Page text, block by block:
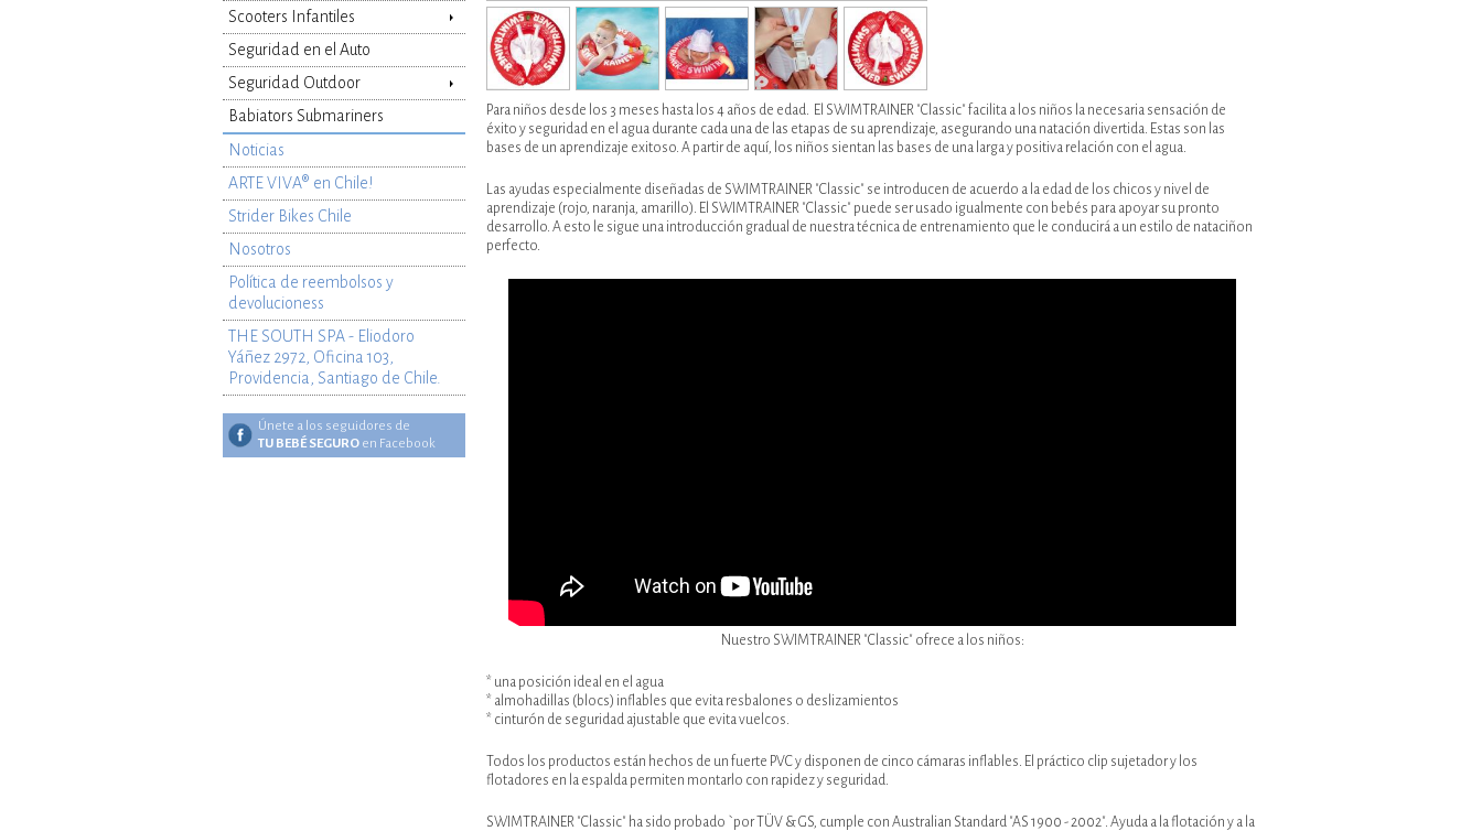
Para niños desde los 3 meses hasta los 4 años de edad. El SWIMTRAINER "Classic" facilita a los niños la necesaria sensación de
éxito y seguridad en el agua durante cada una de las etapas de su aprendizaje, asegurando una natación divertida. Estas son las
bases de un aprendizaje exitoso. A partir de aquí, los niños sientan las bases de una larga y positiva relación con el agua.
Las ayudas especialmente diseñadas de SWIMTRAINER "Classic" se introducen de acuerdo a la edad de los chicos y nivel de
aprendizaje (rojo, naranja, amarillo). El SWIMTRAINER "Classic" puede ser usado igualmente con bebés para apoyar su pronto
desarrollo. A esto le sigue una introducción gradual de nuestra técnica de entrenamiento que le conducirá a un estilo de nataciñon
perfecto.
Nuestro SWIMTRAINER "Classic" ofrece a los niños:
* una posición ideal en el agua
* almohadillas (blocs) inflables que evita resbalones o deslizamientos
* cinturón de seguridad ajustable que evita vuelcos.
Todos los productos están hechos de un fuerte PVC y disponen de cinco cámaras inflables. El práctico clip sujetador y los
flotadores en la espalda permiten montarlo con rapidez y seguridad.
SWIMTRAINER "Classic" ha sido probado `por TÜV & GS, cumple con Australian Standard "AS 1900 - 2002". Ayuda a la flotación y a la
Scooters Infantiles
Seguridad en el Auto
Seguridad Outdoor
Babiators Submariners
Noticias
ARTE VIVA® en Chile!
Strider Bikes Chile
Nosotros
Política de reembolsos y
devolucioness
THE SOUTH SPA - Eliodoro
Yáñez 2972, Oficina 103,
Providencia, Santiago de Chile.
Únete a los seguidores de
TU BEBÉ SEGURO en Facebook